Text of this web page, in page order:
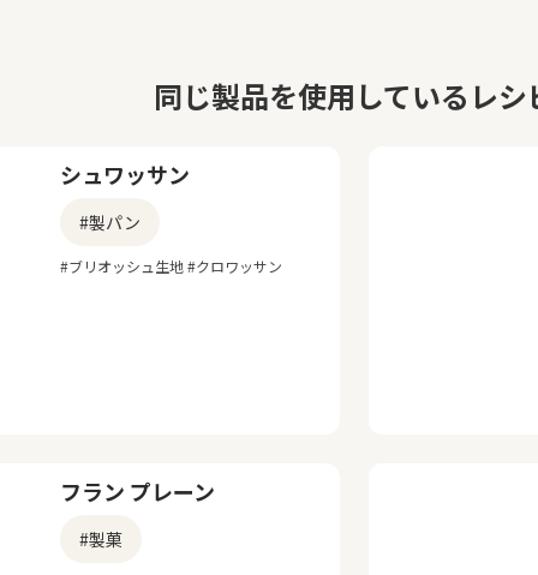
同じ製品を使用しているレシ
シュワッサン
#製パン
#ブリオッシュ生地 #クロワッサン
フラン プレーン
#製菓